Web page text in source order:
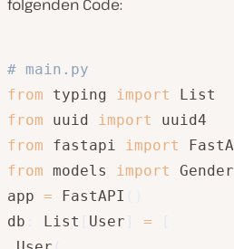
folgenden Code:
# main.py
from typing import
from uuid import
from fastapi import
from models import Gender
app = FastAPI
db
List User =